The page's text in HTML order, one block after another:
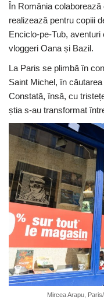
În România
realizează pentru copiii
Enciclo-pe-Tub,
vloggeri Oana și Bazil.
La Paris se plimbă în
Saint Michel, în
Constată, însă, cu
știa s-au transformat
Mircea Arapu,